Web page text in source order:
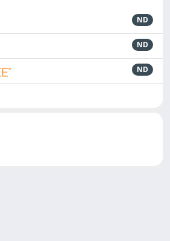
ND
ND
ND